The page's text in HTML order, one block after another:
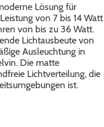
Lösung für
von 7 bis 14 Watt
von bis zu 36 Watt.
Lichtausbeute von
Ausleuchtung in
Die matte
Lichtverteilung, die
ist.